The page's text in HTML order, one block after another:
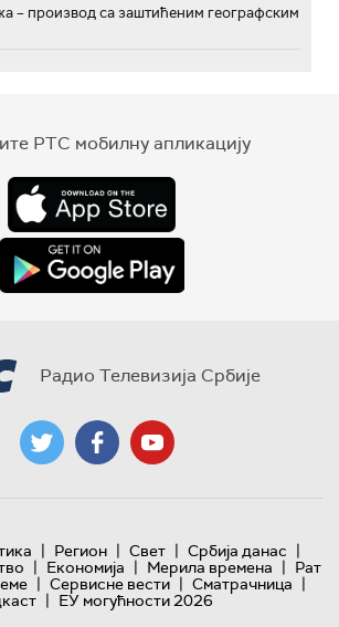
– производ са заштићеним географским
РТС мобилну апликацију
Радио Телевизија Србије
| Регион | Свет | Србија данас |
| Економија | Мерила времена | Рат
| Сервисне вести | Сматрачница |
| ЕУ могућности 2026